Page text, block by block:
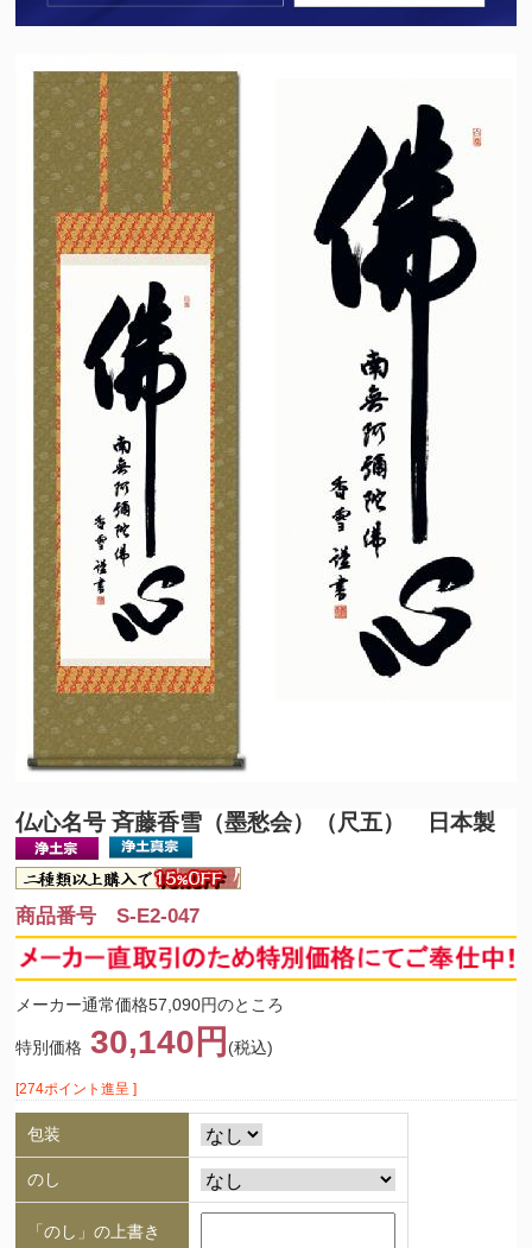
仏心名号 斉藤香雪（墨愁会）（尺五） 日本製
商品番号 S-E2-047
メーカー通常価格57,090円のところ
特別価格 30,140円 (税込)
[274ポイント進呈 ]
包装
のし
「のし」の上書き